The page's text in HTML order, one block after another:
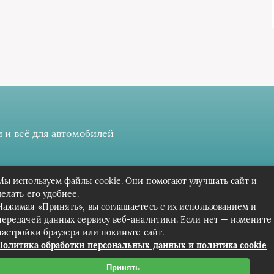
всё для автомобилей
разрешение на сбор, анализ и хранение своих
Вся информация предоставлена в ознакомительных целях.
Связаться с редакцией сайта: cpark-avto.ru@mailwebsite.ru
используем файлы cookie. Они помогают улучшать сайт и
его удобнее.
«Принять», вы соглашаетесь с их использованием и
данных сервису веб-аналитики. Если нет — измените
браузера или покиньте сайт.
обработки персональных данных и политика cookie
Принять